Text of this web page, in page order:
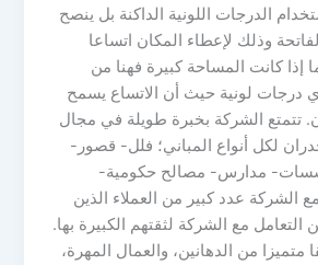
الدرجات اللونية الداكنة بل ينصح
وذلك لإعطاء المكان اتساعا
إذا كانت المساحة كبيرة فهنا من
درجات لونية حيث أن الاتساع يسمح
تتمتع الشركة بخبرة طويلة في مجال
لكل أنواع المباني؛ فلل- قصور-
مدارس- مصالح حكومية-
الشركة عدد كبير من العملاء الذين
التعامل مع الشركة لثقتهم الكبيرة بها.
متميزا من الدهانين، والعمال المهرة،